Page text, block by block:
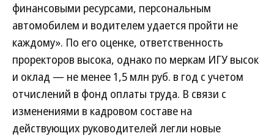
финансовыми ресурсами, персональным
автомобилем и водителем удается пройти не
каждому». По его оценке, ответственность
проректоров высока, однако по меркам ИГУ высок
и оклад — не менее 1,5 млн руб. в год с учетом
отчислений в фонд оплаты труда. В связи с
изменениями в кадровом составе на
действующих руководителей легли новые